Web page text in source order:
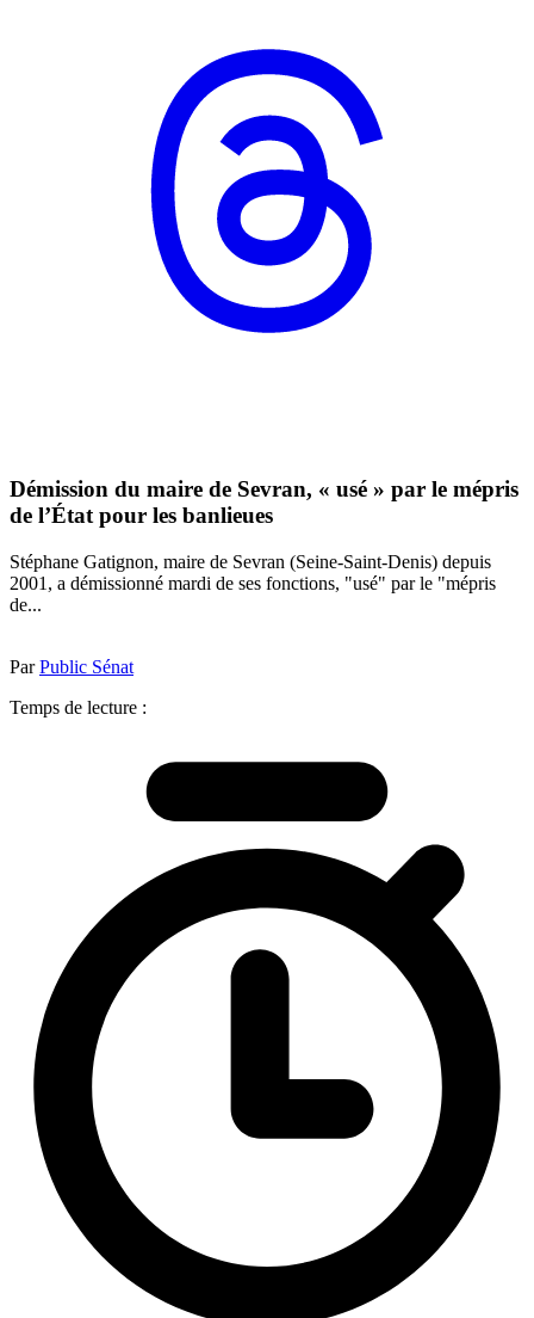
Démission du maire de Sevran, « usé » par le mépris
de l’État pour les banlieues
Stéphane Gatignon, maire de Sevran (Seine-Saint-Denis) depuis
2001, a démissionné mardi de ses fonctions, "usé" par le "mépris
de...
ParPublic Sénat
Temps de lecture :